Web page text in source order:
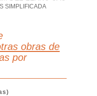
SIMPLIFICADA
obras de
por